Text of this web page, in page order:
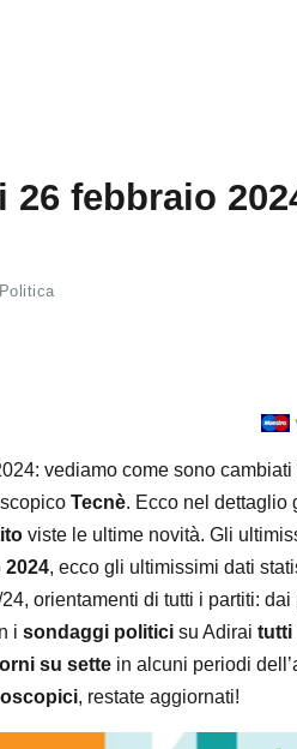
febbraio
vediamo come sono
Tecnè. Ecco nel dettaglio
viste le ultime novità. Gli
2024, ecco gli ultimissimi dati
orientamenti di tutti i partiti: dai
i sondaggi politici su Adirai tutti
su sette in alcuni periodi
, restate aggiornati!